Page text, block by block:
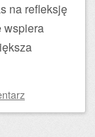
na refleksję
wspiera